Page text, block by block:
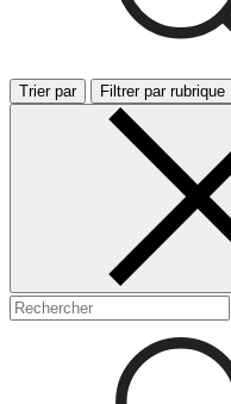
Trier par Filtrer par rubrique